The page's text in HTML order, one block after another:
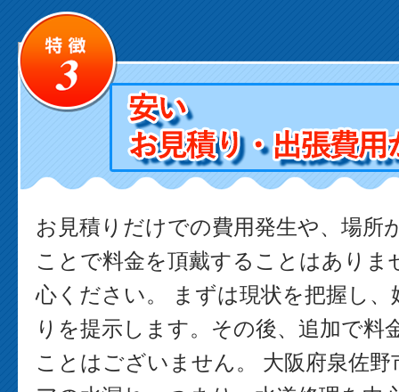
お見積りだけでの費用発生や、場所
ことで料金を頂戴することはありま
心ください。 まずは現状を把握し
りを提示します。その後、追加で料
ことはございません。 大阪府泉佐